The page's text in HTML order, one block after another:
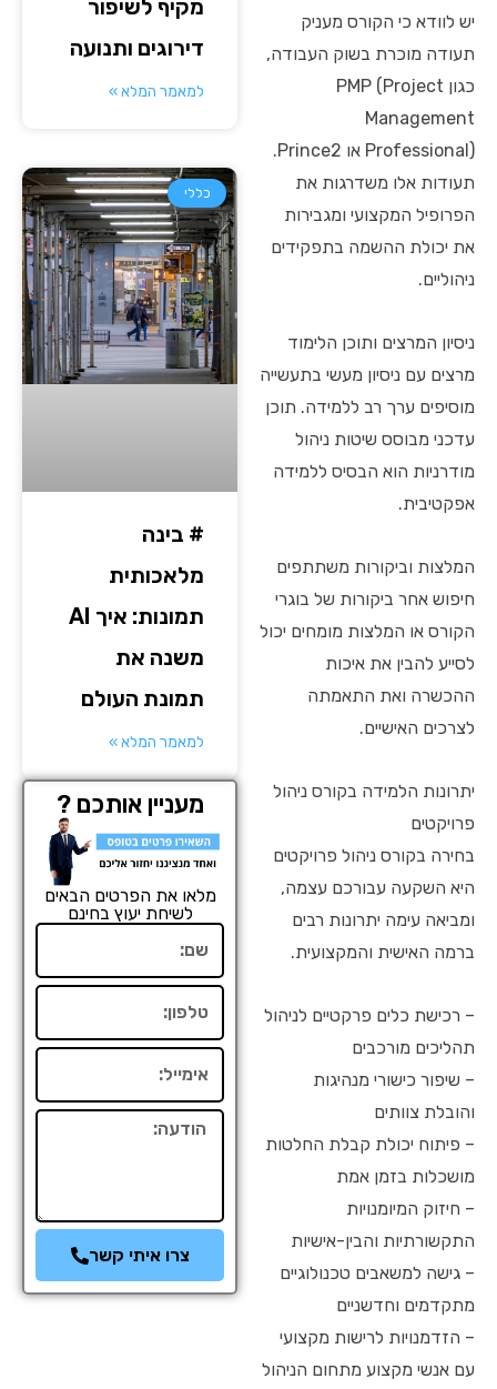
יש לוודא כי הקורס מעניק
תעודה מוכרת בשוק העבודה,
כגון PMP (Project
Management
Professional) או Prince2.
תעודות אלו משדרגות את
הפרופיל המקצועי ומגבירות
את יכולת ההשמה בתפקידים
ניהוליים.
ניסיון המרצים ותוכן הלימוד
מרצים עם ניסיון מעשי בתעשייה
מוסיפים ערך רב ללמידה. תוכן
עדכני מבוסס שיטות ניהול
מודרניות הוא הבסיס ללמידה
אפקטיבית.
המלצות וביקורות משתתפים
חיפוש אחר ביקורות של בוגרי
הקורס או המלצות מומחים יכול
לסייע להבין את איכות
ההכשרה ואת התאמתה
לצרכים האישיים.
יתרונות הלמידה בקורס ניהול
פרויקטים
בחירה בקורס ניהול פרויקטים
היא השקעה עבורכם עצמה,
ומביאה עימה יתרונות רבים
ברמה האישית והמקצועית.
– רכישת כלים פרקטיים לניהול
תהליכים מורכבים
– שיפור כישורי מנהיגות
והובלת צוותים
– פיתוח יכולת קבלת החלטות
מושכלות בזמן אמת
– חיזוק המיומנויות
התקשורתיות והבין-אישיות
– גישה למשאבים טכנולוגיים
מתקדמים וחדשניים
– הזדמנויות לרישות מקצועי
עם אנשי מקצוע מתחום הניהול
מקיף לשיפור
דירוגים ותנועה
למאמר המלא »
כללי
# בינה
מלאכותית
תמונות: איך AI
משנה את
תמונת העולם
למאמר המלא »
מעניין אותכם ?
מלאו את הפרטים הבאים
לשיחת יעוץ בחינם
הודעה
צרו איתי קשר